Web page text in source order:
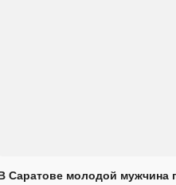
Саратове молодой мужчина